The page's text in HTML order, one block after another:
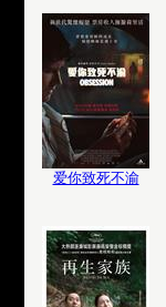
爱你致死不渝